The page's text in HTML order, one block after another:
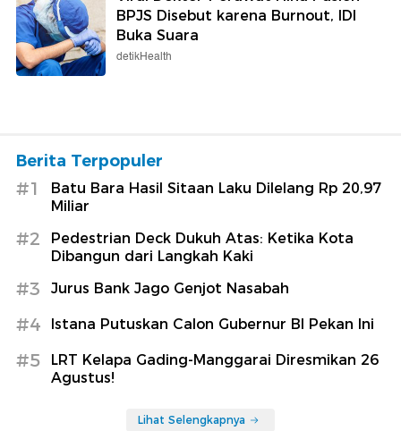
BPJS Disebut karena Burnout, IDI
Buka Suara
detikHealth
Berita Terpopuler
#1
Batu Bara Hasil Sitaan Laku Dilelang Rp 20,97
Miliar
#2
Pedestrian Deck Dukuh Atas: Ketika Kota
Dibangun dari Langkah Kaki
#3 Jurus Bank Jago Genjot Nasabah
#4 Istana Putuskan Calon Gubernur BI Pekan Ini
#5
LRT Kelapa Gading-Manggarai Diresmikan 26
Agustus!
Lihat Selengkapnya